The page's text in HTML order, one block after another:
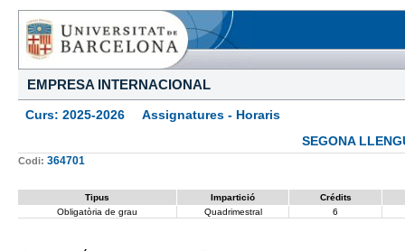
EMPRESA INTERNACIONAL
Curs: 2025-2026 Assignatures - Horaris
SEGONA
Codi: 364701
Tipus Impartició
Crédits
Obligatòria de grau
Quadrimestral 6